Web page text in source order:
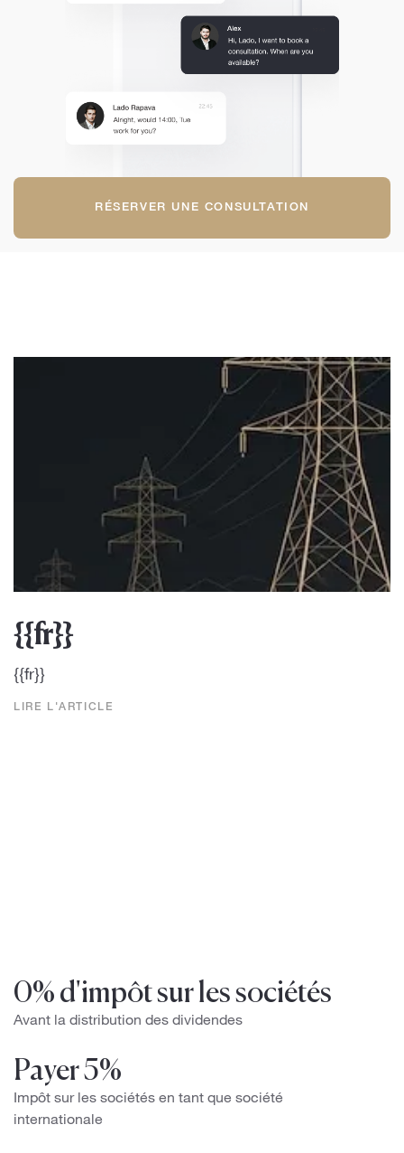
RÉSERVER UNE CONSULTATION
{{fr}}
{{fr}}
LIRE L'ARTICLE
0% d'impôt sur les sociétés
Avant la distribution des dividendes
Payer 5%
Impôt sur les sociétés en tant que société
internationale